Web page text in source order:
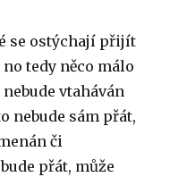
se ostýchají přijít
tedy něco málo
vtaháván
nebude sám přát,
či
přát, může